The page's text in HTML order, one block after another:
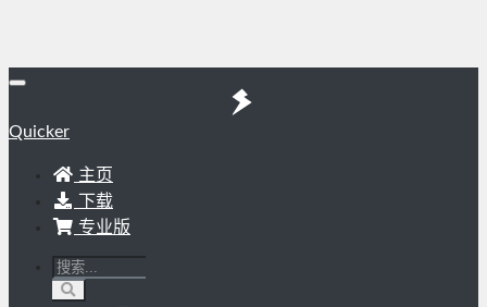
Quicker
主页
下载
专业版